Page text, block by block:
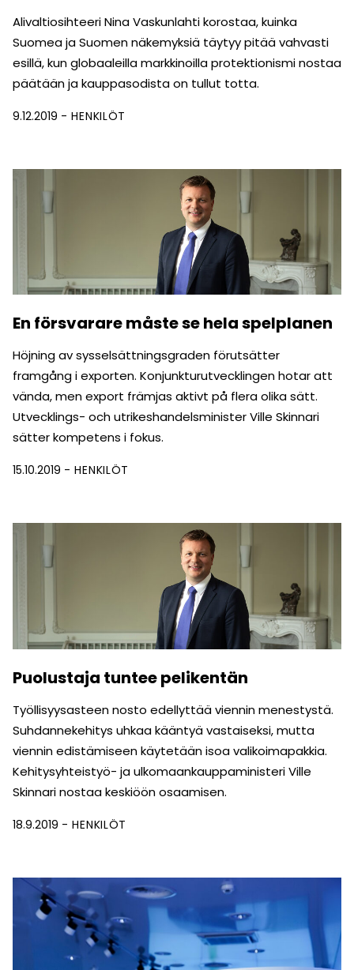
Alivaltiosihteeri Nina Vaskunlahti korostaa, kuinka
Suomea ja Suomen näkemyksiä täytyy pitää vahvasti
esillä, kun globaaleilla markkinoilla protektionismi nostaa
päätään ja kauppasodista on tullut totta.
9.12.2019 HENKILÖT
En försvarare måste se hela spelplanen
Höjning av sysselsättningsgraden förutsätter
framgång i exporten. Konjunkturutvecklingen hotar att
vända, men export främjas aktivt på flera olika sätt.
Utvecklings- och utrikeshandelsminister Ville Skinnari
sätter kompetens i fokus.
15.10.2019 HENKILÖT
Puolustaja tuntee pelikentän
Työllisyysasteen nosto edellyttää viennin menestystä.
Suhdannekehitys uhkaa kääntyä vastaiseksi, mutta
viennin edistämiseen käytetään isoa valikoimapakkia.
Kehitysyhteistyö- ja ulkomaankauppaministeri Ville
Skinnari nostaa keskiöön osaamisen.
18.9.2019 HENKILÖT